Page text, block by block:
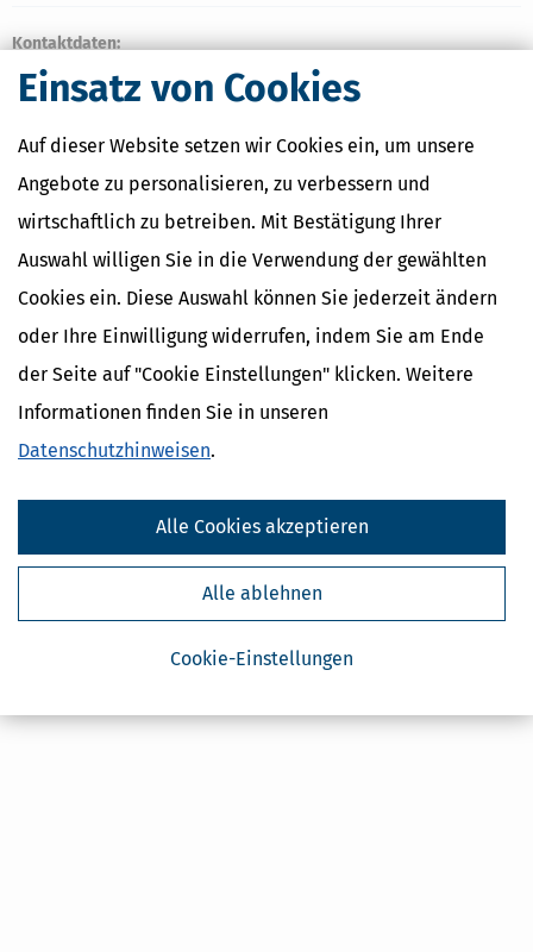
Einsatz von Cookies
Auf dieser Website setzen wir Cookies ein, um unsere
Angebote zu personalisieren, zu verbessern und
wirtschaftlich zu betreiben. Mit Bestätigung Ihrer
Auswahl willigen Sie in die Verwendung der gewählten
Cookies ein. Diese Auswahl können Sie jederzeit ändern
oder Ihre Einwilligung widerrufen, indem Sie am Ende
der Seite auf "Cookie Einstellungen" klicken. Weitere
Informationen finden Sie in unseren
Datenschutzhinweisen.
Cookie-Einstellungen
Alle ablehnen
Alle Cookies akzeptieren
Kontaktdaten:
Name:
Steuerberater Heil + Engel
PLZ / Ort
36043 Fulda
Tel:
066197150
Fax:
0661971524
Kontaktformular
Web:
www.heil-engel.de
Wir sprechen:
Englisch